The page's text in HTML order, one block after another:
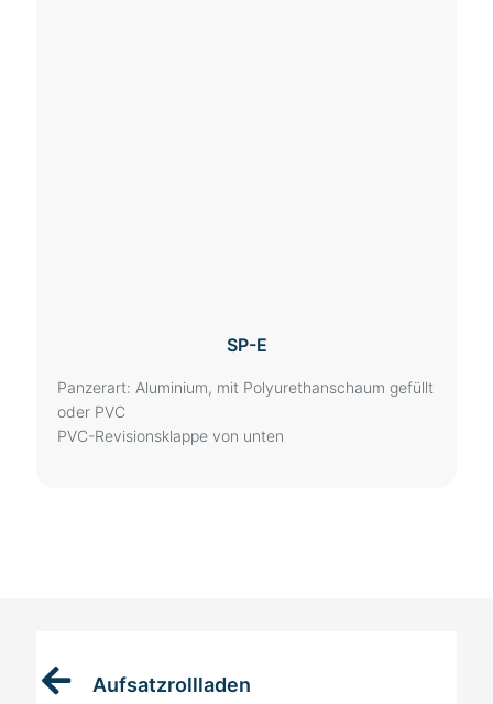
SP-E
Panzerart: Aluminium, mit Polyurethanschaum gefüllt
oder PVC
PVC-Revisionsklappe von unten
Aufsatzrollladen